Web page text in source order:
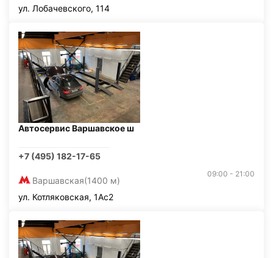
ул. Лобачевского, 114
Автосервис Варшавское ш
+7 (495) 182-17-65
Варшавская(1400 м)
09:00 - 21:00
ул. Котляковская, 1Ас2